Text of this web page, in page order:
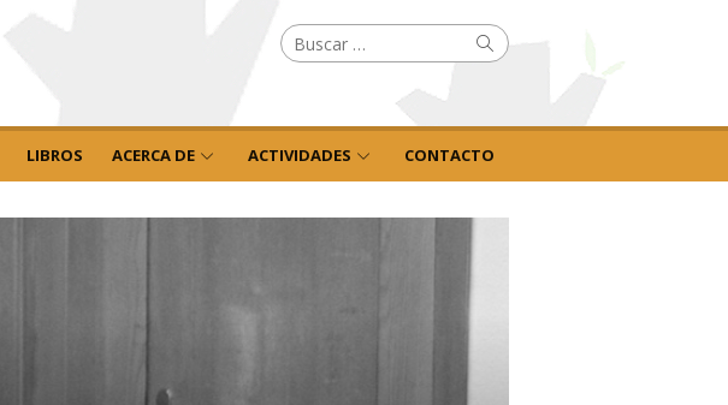
Buscar
por: Buscar
LIBROS ACERCA DE ACTIVIDADES CONTACTO